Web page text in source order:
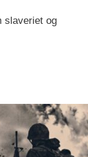
slaveriet og